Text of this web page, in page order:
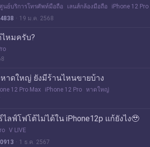
นย์บริการโทรศัพท์มือถือ เลนส์กล้องมือถือ
iPhone 12 Pro
19 ม.ค. 2568
หมครับ?
หาดใหญ่ ยังมีร้านไหนขายบ้าง
12 Pro Max iPhone 12 Pro หาดใหญ่
ไลฟ์โฟโต้ไม่ได้ใน iPhone12p แก้ยังไง🥹
V LIVE
1 ธ.ค. 2567